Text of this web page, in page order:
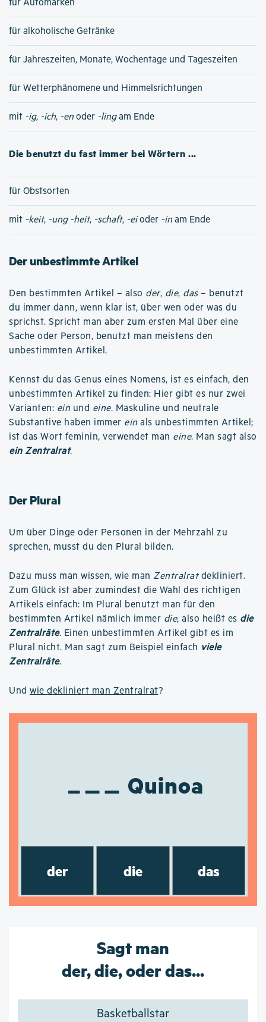
für Automarken
für alkoholische Getränke
für Jahreszeiten, Monate, Wochentage und Tageszeiten
für Wetterphänomene und Himmelsrichtungen
mit -ig, -ich, -en oder -lingam Ende
Die benutzt du fast immer bei Wörtern ...
für Obstsorten
mit -keit, -ung -heit, -schaft, -eioder -in am Ende
Der unbestimmte Artikel
Den bestimmten Artikel – also der, die, das– benutzt
du immer dann, wenn klar ist, über wen oder was du
sprichst. Spricht man aber zum ersten Mal über eine
Sache oder Person, benutzt man meistens den
unbestimmten Artikel.
Kennst du das Genus eines Nomens, ist es einfach, den
unbestimmten Artikel zu finden: Hier gibt es nur zwei
Varianten: ein und eine. Maskuline und neutrale
Substantive haben immer ein als unbestimmten Artikel;
ist das Wort feminin, verwendet man eine. Man sagt also
ein Zentralrat.
Der Plural
Um über Dinge oder Personen in der Mehrzahl zu
sprechen, musst du den Plural bilden.
Dazu muss man wissen, wie man Zentralratdekliniert.
Zum Glück ist aber zumindest die Wahl des richtigen
Artikels einfach: Im Plural benutzt man für den
bestimmten Artikel nämlich immer die, also heißt es die
Zentralräte. Einen unbestimmten Artikel gibt es im
Plural nicht. Man sagt zum Beispiel einfach viele
Zentralräte.
Und wie dekliniert man Zentralrat?
Quinoa
der die das
Sagt man
der, die, oder das...
Basketballstar